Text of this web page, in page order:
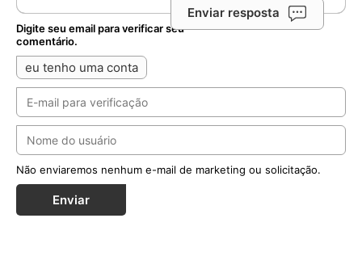
Enviar resposta
Digite seu email para verificar seu
comentário.
eu tenho uma conta
Não enviaremos nenhum e-mail de marketing ou solicitação.
Enviar